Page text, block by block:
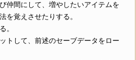
仲間にして、増やしたいアイテムを
を覚えさせたりする。
。
トして、前述のセーブデータをロー